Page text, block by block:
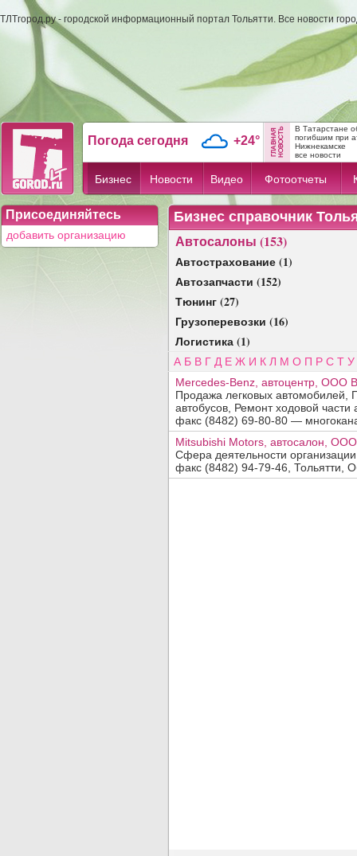
ТЛТгород.ру - городской информационный портал Тольятти. Все новости
Погода сегодня +24°
В Татарстане
погибшим при
Нижнекамске
все новости
Бизнес Новости Видео Фотоотчеты
Присоединяйтесь
добавить организацию
Бизнес справочник
Автосалоны (153)
Автострахование (1)
Автозапчасти (152)
Тюнинг (27)
Грузоперевозки (16)
Логистика (1)
А Б В Г Д Е Ж И К Л М О П Р С Т У
Mercedes-Benz, автоцентр, ООО
Продажа легковых автомобилей,
автобусов, Ремонт ходовой части
факс (8482) 69-80-80 —
Mitsubishi Motors, автосалон,
Сфера деятельности
факс (8482) 94-79-46, Тольятти,